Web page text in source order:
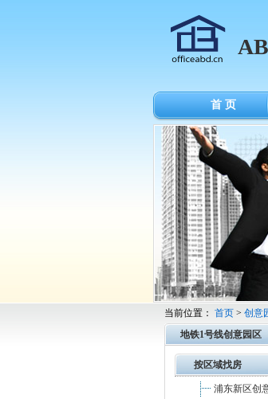
首 页
当前位置： 首页 > 创意
地铁1号线创意园区
按区域找房
浦东新区创